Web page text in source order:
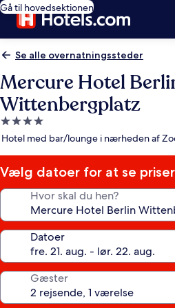
Gå til hovedsektionen
Se alle overnatningssteder
Mercure Hotel
Wittenbergplatz
4.0-
stjernet
Hotel med bar/lounge i nærheden af
Vælg datoer for at se priser
Hvor skal du hen?
Datoer
Gæster